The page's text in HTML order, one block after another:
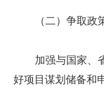
（二）争取政
加强与国家、
好项目谋划储备和